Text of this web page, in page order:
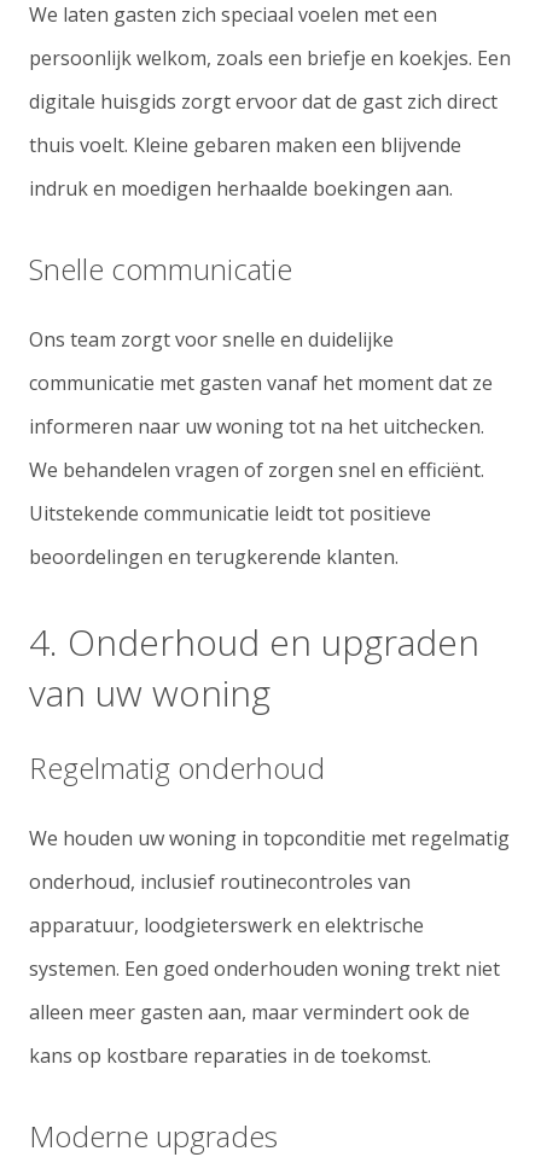
We laten gasten zich speciaal voelen met een
persoonlijk welkom, zoals een briefje en koekjes. Een
digitale huisgids zorgt ervoor dat de gast zich direct
thuis voelt. Kleine gebaren maken een blijvende
indruk en moedigen herhaalde boekingen aan.
Snelle communicatie
Ons team zorgt voor snelle en duidelijke
communicatie met gasten vanaf het moment dat ze
informeren naar uw woning tot na het uitchecken.
We behandelen vragen of zorgen snel en efficiënt.
Uitstekende communicatie leidt tot positieve
beoordelingen en terugkerende klanten.
4. Onderhoud en upgraden
van uw woning
Regelmatig onderhoud
We houden uw woning in topconditie met regelmatig
onderhoud, inclusief routinecontroles van
apparatuur, loodgieterswerk en elektrische
systemen. Een goed onderhouden woning trekt niet
alleen meer gasten aan, maar vermindert ook de
kans op kostbare reparaties in de toekomst.
Moderne upgrades